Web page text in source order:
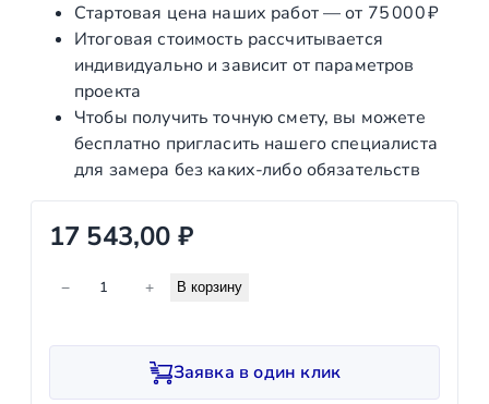
Стартовая цена наших работ — от 75 000 ₽
Итоговая стоимость рассчитывается
индивидуально и зависит от параметров
проекта
Чтобы получить точную смету, вы можете
бесплатно пригласить нашего специалиста
для замера без каких‑либо обязательств
17 543,00 ₽
− + В корзину
Заявка в один клик